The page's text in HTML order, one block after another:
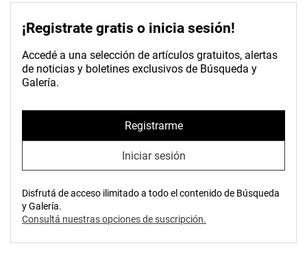
¡Registrate gratis o inicia sesión!
Accedé a una selección de artículos gratuitos, alertas
de noticias y boletines exclusivos de Búsqueda y
Galería.
Registrarme
Iniciar sesión
Disfrutá de acceso ilimitado a todo el contenido de Búsqueda
y Galería.
Consultá nuestras opciones de suscripción.